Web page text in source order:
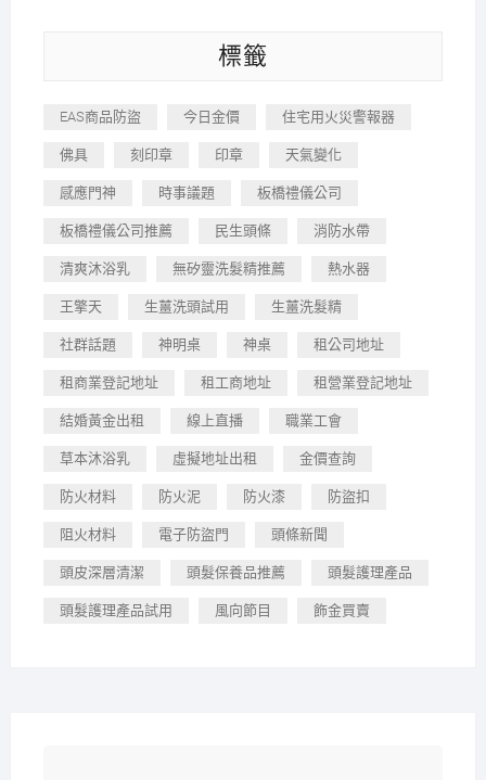
標籤
EAS商品防盜 今日金價 住宅用火災警報器
佛具 刻印章 印章 天氣變化
感應門神 時事議題 板橋禮儀公司
板橋禮儀公司推薦 民生頭條 消防水帶
清爽沐浴乳 無矽靈洗髮精推薦 熱水器
王擎天 生薑洗頭試用 生薑洗髮精
社群話題 神明桌 神桌 租公司地址
租商業登記地址 租工商地址 租營業登記地址
結婚黃金出租 線上直播 職業工會
草本沐浴乳 虛擬地址出租 金價查詢
防火材料 防火泥 防火漆 防盜扣
阻火材料 電子防盜門 頭條新聞
頭皮深層清潔 頭髮保養品推薦 頭髮護理產品
頭髮護理產品試用 風向節目 飾金買賣